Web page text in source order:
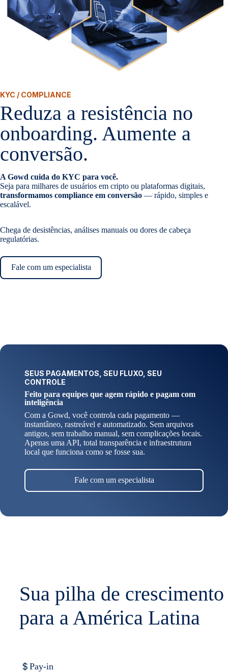
KYC / COMPLIANCE
Reduza a resistência no
onboarding. Aumente a
conversão.
A Gowd cuida do KYC para você.
Seja para milhares de usuários em cripto ou plataformas digitais,
transformamos compliance em conversão — rápido, simples e
escalável.
Chega de desistências, análises manuais ou dores de cabeça
regulatórias.
Fale com um especialista
SEUS PAGAMENTOS, SEU FLUXO, SEU
CONTROLE
Feito para equipes que agem rápido e pagam com
inteligência
Com a Gowd, você controla cada pagamento —
instantâneo, rastreável e automatizado. Sem arquivos
antigos, sem trabalho manual, sem complicações locais.
Apenas uma API, total transparência e infraestrutura
local que funciona como se fosse sua.
Fale com um especialista
Sua pilha de crescimento
para a América Latina
Pay-in